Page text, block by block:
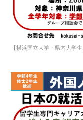
【横浜国立大学・県内大学